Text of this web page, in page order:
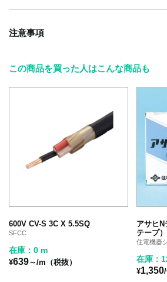
注意事項
この商品を買った人はこんな商品も
600V CV-S 3C X 5.5SQ
SFCC
在庫：0 m
¥639～/m（税抜）
アサヒ
テープ）
住電機器
在庫：
¥1,350